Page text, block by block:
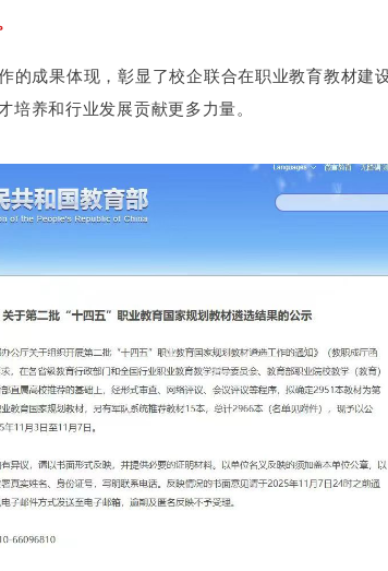
的成果体现，彰显了校企联合在职业教育教材建
培养和行业发展贡献更多力量。